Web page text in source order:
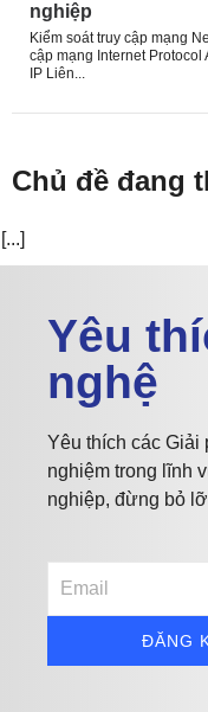
nghiệp
Kiểm soát truy cập mạng​
cập mạng Internet Protocol
IP Liên...
Chủ đề đang
[...]
Yêu
nghệ
Yêu thích các Giải
nghiệm trong lĩnh
nghiệp, đừng bỏ